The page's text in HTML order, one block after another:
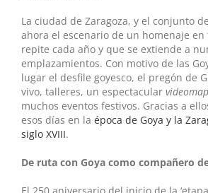
La ciudad de Zaragoza, y el conjunto
ahora el escenario de un homenaje en
repite cada año y que se extiende a
emplazamientos. Con motivo de las
lugar el desfile goyesco, el pregón de
vivo, talleres, un espectacular
muchos eventos festivos. Gracias a
esos días en la época de Goya y la
siglo XVIII.
De ruta con Goya como compañero